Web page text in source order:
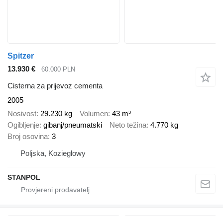
Spitzer
13.930 €
60.000 PLN
Cisterna za prijevoz cementa
2005
Nosivost 29.230 kg Volumen 43 m³
Ogibljenje gibanj/pneumatski Neto težina 4.770 kg
Broj osovina 3
Poljska, Koziegłowy
STANPOL